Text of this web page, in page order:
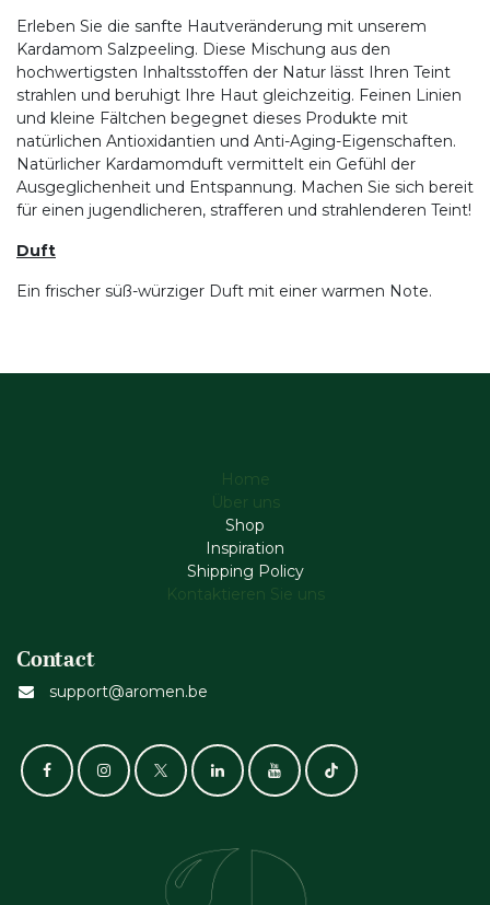
Erleben Sie die sanfte Hautveränderung mit unserem
Kardamom Salzpeeling. Diese Mischung aus den
hochwertigsten Inhaltsstoffen der Natur lässt Ihren Teint
strahlen und beruhigt Ihre Haut gleichzeitig. Feinen Linien
und kleine Fältchen begegnet dieses Produkte mit
natürlichen Antioxidantien und Anti-Aging-Eigenschaften.
Natürlicher Kardamomduft vermittelt ein Gefühl der
Ausgeglichenheit und Entspannung. Machen Sie sich bereit
für einen jugendlicheren, strafferen und strahlenderen Teint!
Duft
Ein frischer süß-würziger Duft mit einer warmen Note.
Home
Über uns
Shop
Inspiration
Shipping Policy
Kontaktieren Sie uns
Contact
support@aromen.be